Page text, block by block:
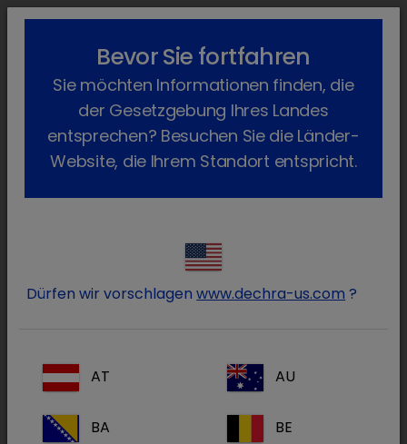
lock_outline search menu
Primagnost Derm-Phyte
Zurück
Primagnost Derm-Phyte
Bevor Sie fortfahren
Sie möchten Informationen finden, die
der Gesetzgebung Ihres Landes
entsprechen? Besuchen Sie die Länder-
Website, die Ihrem Standort entspricht.
Dürfen wir vorschlagenwww.dechra-us.com ?
AT AU
BA BE